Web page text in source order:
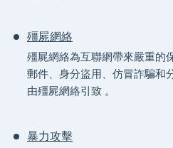
殭屍網絡
殭屍網絡為互聯網帶來嚴重的
郵件、身分盜用、仿冒詐騙和
由殭屍網絡引致 。
暴力攻擊